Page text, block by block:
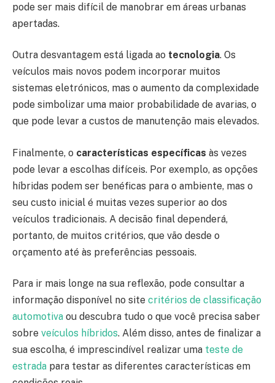
pode ser mais difícil de manobrar em áreas urbanas
apertadas.
Outra desvantagem está ligada ao tecnologia. Os
veículos mais novos podem incorporar muitos
sistemas eletrónicos, mas o aumento da complexidade
pode simbolizar uma maior probabilidade de avarias, o
que pode levar a custos de manutenção mais elevados.
Finalmente, o características específicas às vezes
pode levar a escolhas difíceis. Por exemplo, as opções
híbridas podem ser benéficas para o ambiente, mas o
seu custo inicial é muitas vezes superior ao dos
veículos tradicionais. A decisão final dependerá,
portanto, de muitos critérios, que vão desde o
orçamento até às preferências pessoais.
Para ir mais longe na sua reflexão, pode consultar a
informação disponível no site critérios de classificação
automotiva ou descubra tudo o que você precisa saber
sobre veículos híbridos. Além disso, antes de finalizar a
sua escolha, é imprescindível realizar uma teste de
estrada para testar as diferentes características em